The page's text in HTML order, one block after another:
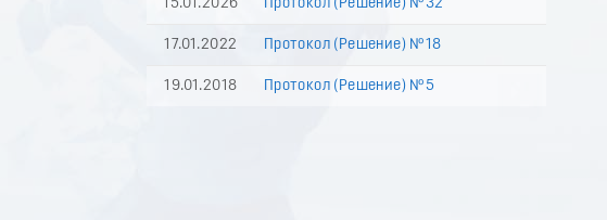
15.01.2026 Протокол (Решение) №32
17.01.2022 Протокол (Решение) №18
19.01.2018 Протокол (Решение) №5